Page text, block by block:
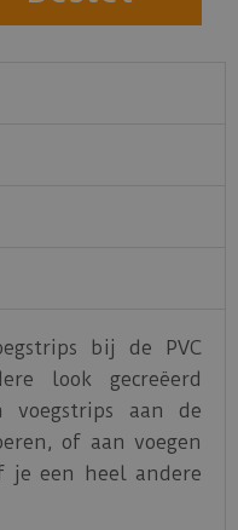
bij de PVC
look gecreëerd
voegstrips aan de
of aan voegen
je een heel andere